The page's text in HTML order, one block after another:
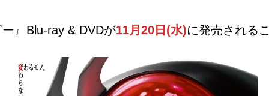
』Blu-ray & DVDが11月20日(水)に発売される